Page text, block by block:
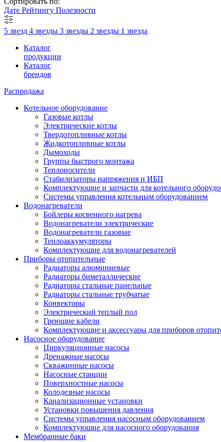
Дате Рейтингу Полезности
5 звезд 4 звезды 3 звезды 2 звезды 1 звезда
Каталог
продукции
Каталог
брендов
Распродажа
Котельное оборудование
Газовые котлы
Электрические котлы
Твердотопливные котлы
Жидкотопливные котлы
Дымоходы
Группы быстрого монтажа
Теплоносители
Стабилизаторы напряжения и ИБП
Комплектующие и запчасти для котельного
Системы управления котельным оборудованием
Водонагреватели
Бойлеры косвенного нагрева
Водонагреватели электрические
Водонагреватели газовые
Теплоаккумуляторы
Комплектующие для водонагревателей
Приборы отопительные
Радиаторы алюминиевые
Радиаторы биметаллические
Радиаторы стальные панельные
Радиаторы стальные трубчатые
Конвекторы
Электрический теплый пол
Греющие кабели
Комплектующие и аксессуары для приборов
Насосное оборудование
Циркуляционные насосы
Дренажные насосы
Скважинные насосы
Насосные станции
Поверхностные насосы
Колодезные насосы
Канализационные установки
Установки повышения давления
Системы управления насосным оборудованием
Комплектующие для насосного оборудования
Мембранные баки